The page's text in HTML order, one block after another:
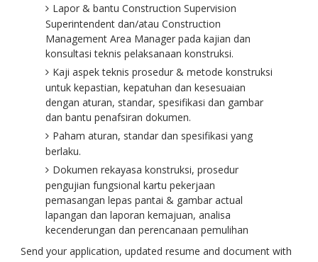
Lapor & bantu Construction Supervision
Superintendent dan/atau Construction
Management Area Manager pada kajian dan
konsultasi teknis pelaksanaan konstruksi.
Kaji aspek teknis prosedur & metode konstruksi
untuk kepastian, kepatuhan dan kesesuaian
dengan aturan, standar, spesifikasi dan gambar
dan bantu penafsiran dokumen.
Paham aturan, standar dan spesifikasi yang
berlaku.
Dokumen rekayasa konstruksi, prosedur
pengujian fungsional kartu pekerjaan
pemasangan lepas pantai & gambar actual
lapangan dan laporan kemajuan, analisa
kecenderungan dan perencanaan pemulihan
Send your application, updated resume and document with